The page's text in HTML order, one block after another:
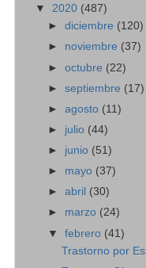
▼ 2020 (487)
►diciembre (120)
► noviembre (37)
►octubre (22)
►septiembre (17)
►agosto (11)
► julio (44)
► junio (51)
► mayo (37)
►abril (30)
► marzo (24)
▼febrero (41)
Trastorno por